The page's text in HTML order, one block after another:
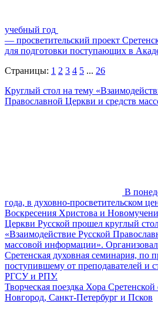
учебный год
— просветительский проект
для подготовки поступающих в
Страницы: 1 2 3 4 5 ... 26
Круглый стол на тему
Православной Церкви и средств
В
года, в духовно-просветительском
Воскресения Христова и
Церкви Русской прошел круглый
«Взаимодействие Русской
массовой информации».
Сретенская духовная семинария, по
поступившему от преподавателей и
РГСУ и РПУ.
Творческая поездка Хора
Новгород, Санкт-Петербург и Псков